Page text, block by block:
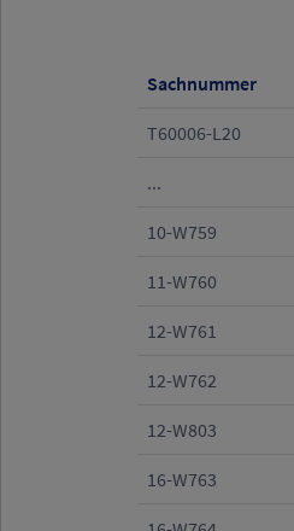
Sachnummer
T60006-L20
...
10-W759
11-W760
12-W761
12-W762
12-W803
16-W763